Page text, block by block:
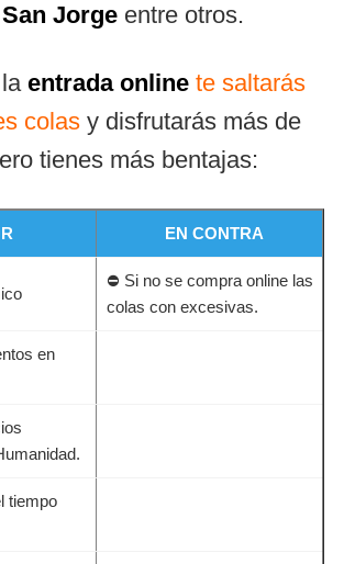
Jorge entre otros.
entrada online te saltarás
colas y disfrutarás más de
tienes más bentajas:
EN CONTRA
⛔ Si no se compra online las
colas con excesivas.
en
tiempo